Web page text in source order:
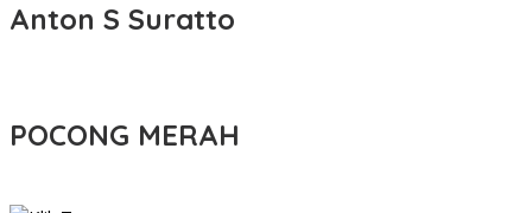
Anton S Suratto
POCONG MERAH